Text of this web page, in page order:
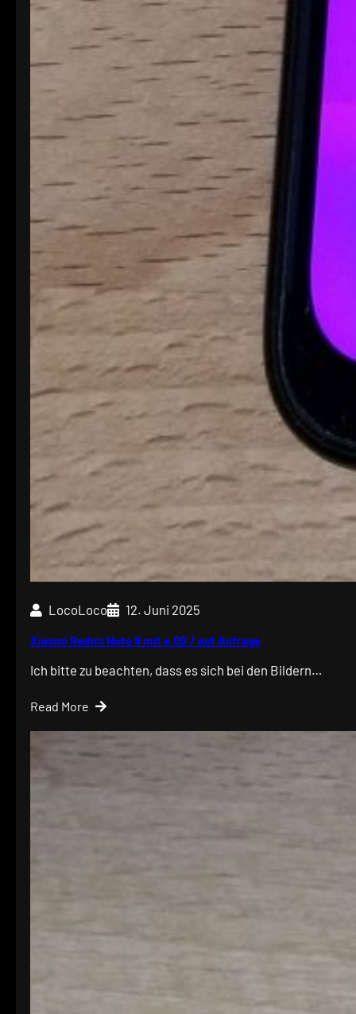
LocoLoco 12. Juni 2025
Xiaomi Redmi Note 8 mit e.OS / auf Anfrage
Ich bitte zu beachten, dass es sich bei den Bildern…
Read More